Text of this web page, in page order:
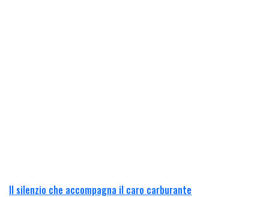
Il silenzio che accompagna il caro carburante